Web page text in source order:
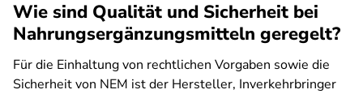
Wie sind Qualität und Sicherheit bei
Nahrungsergänzungsmitteln geregelt?
Für die Einhaltung von rechtlichen Vorgaben sowie die
Sicherheit von NEM ist der Hersteller, Inverkehrbringer